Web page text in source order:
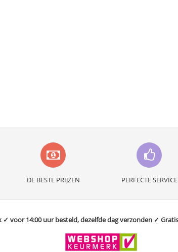
DE BESTE PRIJZEN PERFECTE SERVICE
voor 14:00 uur besteld, dezelfde dag verzonden ✓